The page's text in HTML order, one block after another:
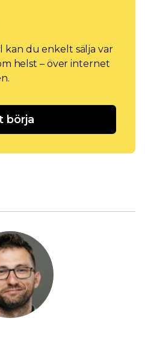
kan du enkelt sälja var
helst – över internet
börja